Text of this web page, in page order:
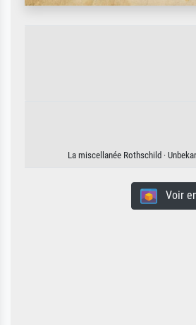
La miscellanée Rothschild ·
Voir